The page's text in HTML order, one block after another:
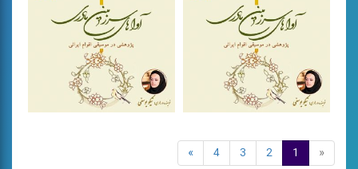
مجموعه كتاب هایی
«پژوهشی - موسیقایی» در
بررسی ...
مجموعه كتاب هایی
«پژوهشی - موسیقایی» در
بررسی ...
موسیقی بوشهر 1 «
1
2
3
4
»